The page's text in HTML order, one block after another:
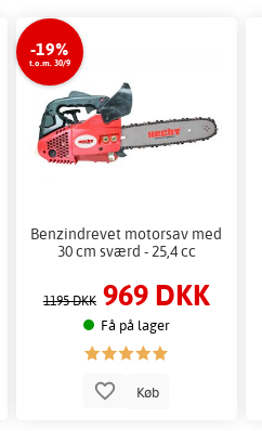
-19%
t.o.m. 30/9
Benzindrevet motorsav med
30 cm sværd - 25,4 cc
1195 DKK 969 DKK
Få på lager
Køb